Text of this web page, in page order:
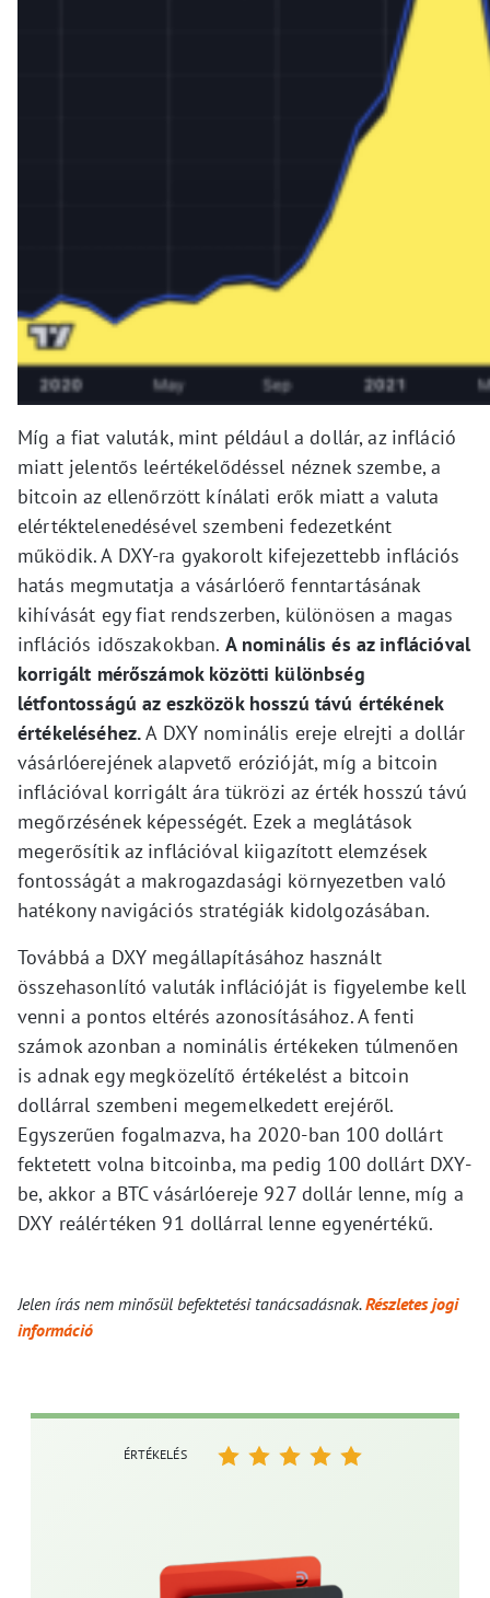
Míg a fiat valuták, mint például a dollár, az infláció
miatt jelentős leértékelődéssel néznek szembe, a
bitcoin az ellenőrzött kínálati erők miatt a valuta
elértéktelenedésével szembeni fedezetként
működik. A DXY-ra gyakorolt kifejezettebb inflációs
hatás megmutatja a vásárlóerő fenntartásának
kihívását egy fiat rendszerben, különösen a magas
inflációs időszakokban. A nominális és az inflációval
korrigált mérőszámok közötti különbség
létfontosságú az eszközök hosszú távú értékének
értékeléséhez.A DXY nominális ereje elrejti a dollár
vásárlóerejének alapvető erózióját, míg a bitcoin
inflációval korrigált ára tükrözi az érték hosszú távú
megőrzésének képességét. Ezek a meglátások
megerősítik az inflációval kiigazított elemzések
fontosságát a makrogazdasági környezetben való
hatékony navigációs stratégiák kidolgozásában.
Továbbá a DXY megállapításához használt
összehasonlító valuták inflációját is figyelembe kell
venni a pontos eltérés azonosításához. A fenti
számok azonban a nominális értékeken túlmenően
is adnak egy megközelítő értékelést a bitcoin
dollárral szembeni megemelkedett erejéről.
Egyszerűen fogalmazva, ha 2020-ban 100 dollárt
fektetett volna bitcoinba, ma pedig 100 dollárt DXY-
be, akkor a BTC vásárlóereje 927 dollár lenne, míg a
DXY reálértéken 91 dollárral lenne egyenértékű.
Jelen írás nem minősül befektetési tanácsadásnak.Részletes jogi
információ
ÉRTÉKELÉS